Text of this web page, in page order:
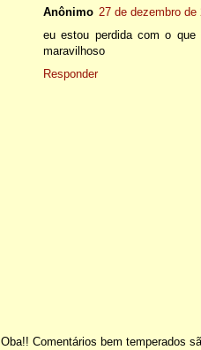
Anônimo 27 de dezembro de
eu estou perdida com o
maravilhoso
Responder
Oba!! Comentários bem temperados